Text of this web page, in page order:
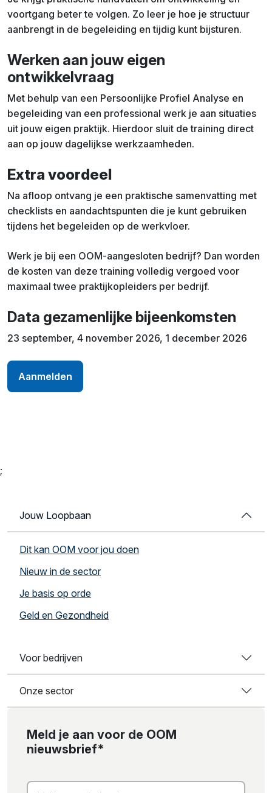
voortgang beter te volgen. Zo leer je hoe je structuur
aanbrengt in de begeleiding en tijdig kunt bijsturen.
Werken aan jouw eigen
ontwikkelvraag
Met behulp van een Persoonlijke Profiel Analyse en
begeleiding van een professional werk je aan situaties
uit jouw eigen praktijk. Hierdoor sluit de training direct
aan op jouw dagelijkse werkzaamheden.
Extra voordeel
Na afloop ontvang je een praktische samenvatting met
checklists en aandachtspunten die je kunt gebruiken
tijdens het begeleiden op de werkvloer.
Werk je bij een OOM-aangesloten bedrijf? Dan worden
de kosten van deze training volledig vergoed voor
maximaal twee praktijkopleiders per bedrijf.
Data gezamenlijke bijeenkomsten
23 september, 4 november 2026, 1 december 2026
Aanmelden
;
Jouw Loopbaan
Dit kan OOM voor jou doen
Nieuw in de sector
Je basis op orde
Geld en Gezondheid
Voor bedrijven
Onze sector
Meld je aan voor de OOM
nieuwsbrief*